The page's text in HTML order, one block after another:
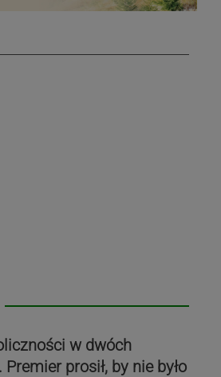
w dwóch
Premier prosił, by nie było